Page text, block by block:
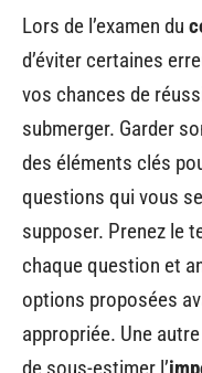
Lors de l’examen du
d’éviter certaines
vos chances de
submerger. Garder
des éléments clés
questions qui vous
supposer. Prenez le
chaque question et
options proposées
appropriée. Une